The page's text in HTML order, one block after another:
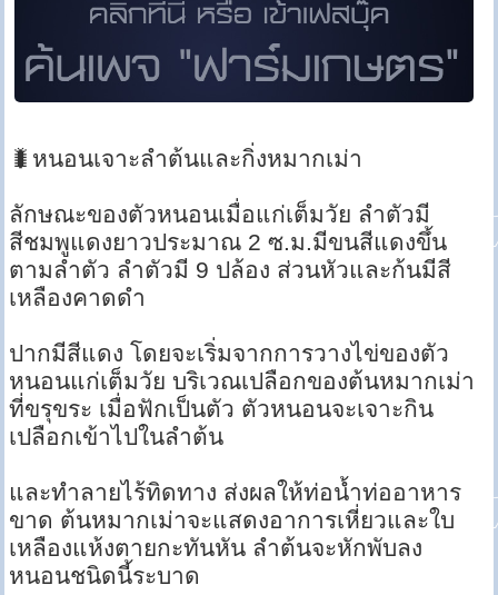
🐛หนอนเจาะลำต้นและกิ่งหมากเม่า
ลักษณะของตัวหนอนเมื่อแก่เต็มวัย ลำตัวมี
สีชมพูแดงยาวประมาณ 2 ซ.ม.มีขนสีแดงขึ้น
ตามลำตัว ลำตัวมี 9 ปล้อง ส่วนหัวและก้นมีสี
เหลืองคาดดำ
ปากมีสีแดง โดยจะเริ่มจากการวางไข่ของตัว
หนอนแก่เต็มวัย บริเวณเปลือกของต้นหมากเม่า
ที่ขรุขระ เมื่อฟักเป็นตัว ตัวหนอนจะเจาะกิน
เปลือกเข้าไปในลำต้น
และทำลายไร้ทิดทาง ส่งผลให้ท่อน้ำท่ออาหาร
ขาด ต้นหมากเม่าจะแสดงอาการเหี่ยวและใบ
เหลืองแห้งตายกะทันหัน ลำต้นจะหักพับลง
หนอนชนิดนี้ระบาด